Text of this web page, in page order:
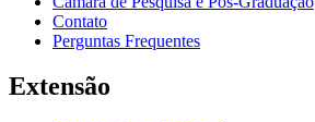
Contato
Perguntas Frequentes
Extensão